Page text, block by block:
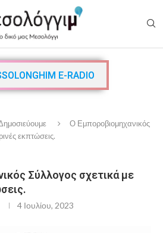
E-RADIO
Ο Εμποροβιομηχανικός
εκπτώσεις.
Σύλλογος σχετικά με
4 Ιουλίου, 2023